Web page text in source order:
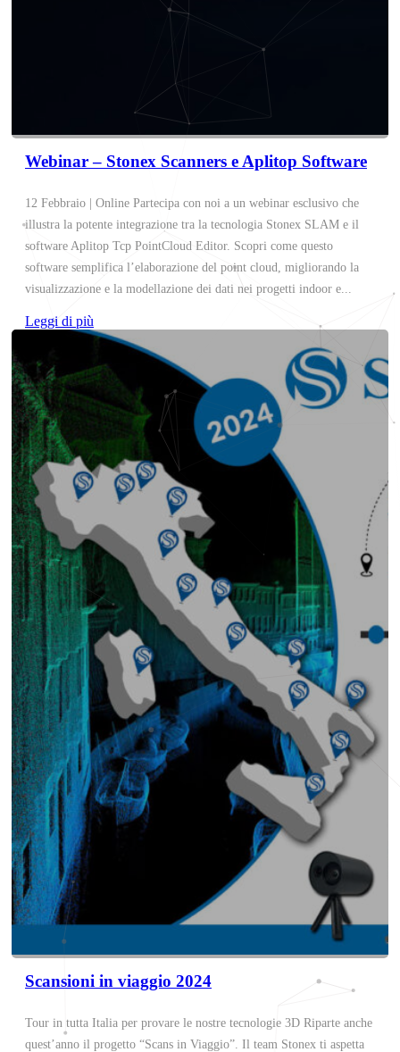
Webinar – Stonex Scanners e Aplitop Software
12 Febbraio | Online Partecipa con noi a un webinar esclusivo che
illustra la potente integrazione tra la tecnologia Stonex SLAM e il
software Aplitop Tcp PointCloud Editor. Scopri come questo
software semplifica l’elaborazione del point cloud, migliorando la
visualizzazione e la modellazione dei dati nei progetti indoor e...
Leggi di più
Scansioni in viaggio 2024
Tour in tutta Italia per provare le nostre tecnologie 3D Riparte anche
quest’anno il progetto “Scans in Viaggio”. Il team Stonex ti aspetta